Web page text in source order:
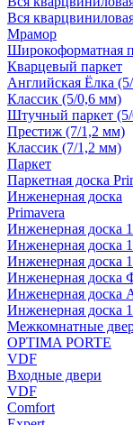
Вся
Мрамор
Широкоформатная
Кварцевый паркет
Английская Ёлка
Классик (5/0,6 мм)
Штучный паркет
Престиж (7/1,2 мм)
Классик (7/1,2 мм)
Паркет
Паркетная доска
Инженерная доска
Primavera
Инженерная доска
Инженерная доска
Инженерная доска
Инженерная доска
Инженерная доска
Инженерная доска
Межкомнатные
OPTIMA PORTE
VDF
Входные двери
VDF
Comfort